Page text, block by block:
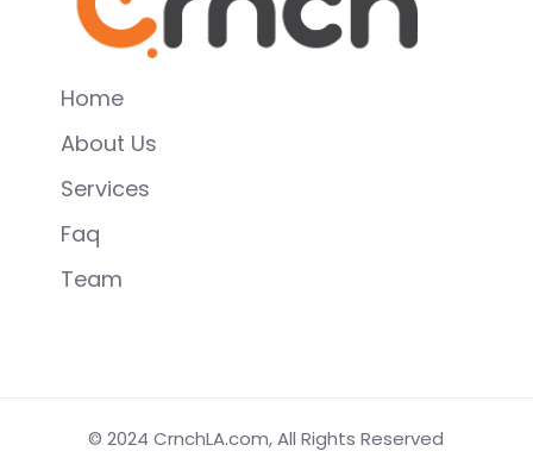
Home
About Us
Services
Faq
Team
© 2024CrnchLA.com, All Rights Reserved